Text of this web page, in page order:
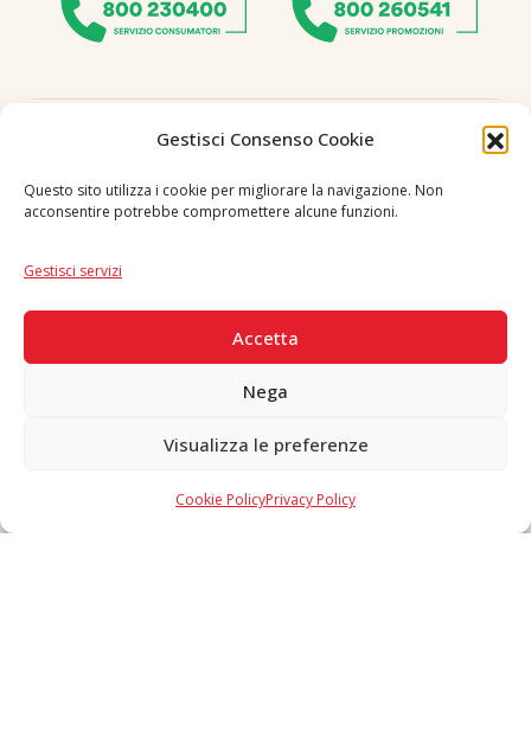
Gestisci Consenso Cookie
Questo sito utilizza i cookie per migliorare la navigazione. Non
acconsentire potrebbe compromettere alcune funzioni.
Gestisci servizi
Accetta
Nega
Visualizza le preferenze
Cookie PolicyPrivacy Policy
Seguici
Copyright © 2026 F. Divella S.p.A. - P.IVA 00257660720 - REA: 35658